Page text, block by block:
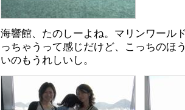
海響館、たのしーよね。マリンワール
っちゃうって感じだけど、こっちのほ
いのもうれしいし。